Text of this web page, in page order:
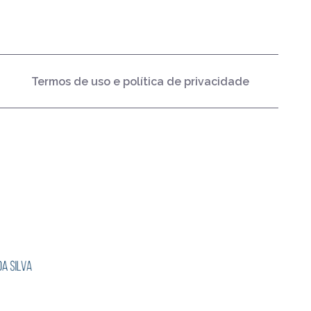
Termos de uso e política de privacidade